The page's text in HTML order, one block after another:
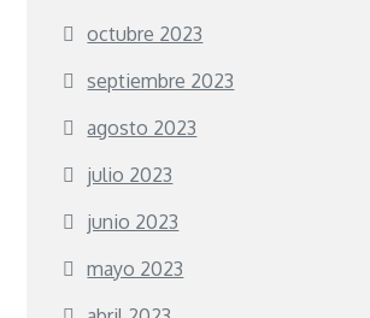
octubre 2023
septiembre 2023
agosto 2023
julio 2023
junio 2023
mayo 2023